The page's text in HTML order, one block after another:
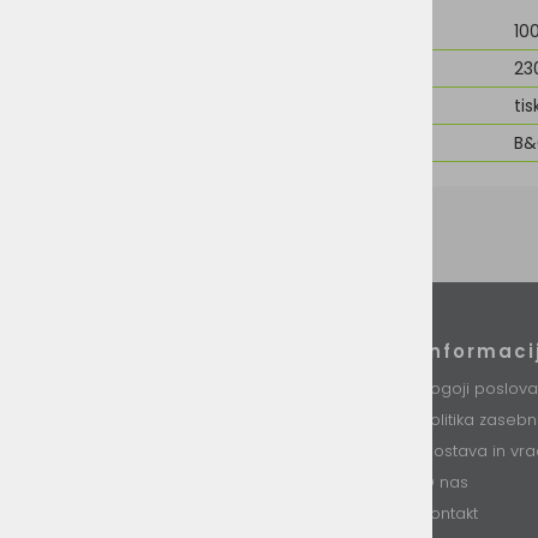
Pogoji
Politika
Dostava in
O nas
Kontakt